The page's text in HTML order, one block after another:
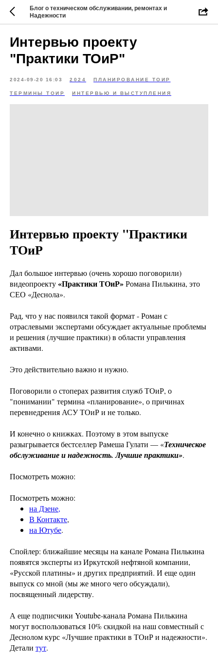
Блог о техническом обслуживании, ремонтах и
Надежности
Интервью проекту
"Практики ТОиР"
2024-09-20 16:03 2024 ПЛАНИРОВАНИЕ ТОИР
ТЕРМИНЫ ТОИР ИНТЕРВЬЮ И ВЫСТУПЛЕНИЯ
Интервью проекту "Практики
ТОиР
Дал большое интервью (очень хорошо поговорили)
видеопроекту«Практики ТОиР»Романа Пилькина, это
СЕО «Деснола».
Рад, что у нас появился такой формат - Роман с
отраслевыми экспертами обсуждает актуальные проблемы
и решения (лучшие практики) в области управления
активами.
Это действительно важно и нужно.
Поговорили о стоперах развития служб ТОиР, о
"понимании" термина «планирование», о причинах
перевнедрения АСУ ТОиР и не только.
И конечно о книжках. Поэтому в этом выпуске
разыгрывается бестселлер Рамеша Гулати — «Техническое
обслуживание и надежность. Лучшие практики».
Посмотреть можно:
Посмотреть можно:
на Дзене,
В Контакте,
на Ютубе.
Спойлер: ближайшие месяцы на канале Романа Пилькина
появятся эксперты из Иркутской нефтяной компании,
«Русской платины» и других предприятий. И еще один
выпуск со мной (мы же много чего обсуждали),
посвященный лидерству.
А еще подписчики Youtube-канала Романа Пилькина
могут воспользоваться 10% скидкой на наш совместный с
Деснолом курс «Лучшие практики в ТОиР и надежности».
Детали тут.